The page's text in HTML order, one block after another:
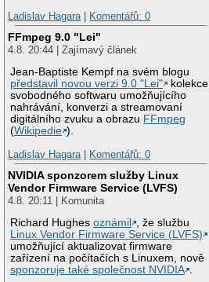
Ladislav Hagara| Komentářů: 0
FFmpeg 9.0 "Lei"
4.8. 20:44 | Zajímavý článek
Jean-Baptiste Kempf na svém blogu
představil novou verzi 9.0 "Lei"
kolekce
svobodného softwaru umožňujícího
nahrávání, konverzi a streamovaní
digitálního zvuku a obrazu FFmpeg
(Wikipedie ).
Ladislav Hagara| Komentářů: 0
NVIDIA sponzorem služby Linux
Vendor Firmware Service (LVFS)
4.8. 20:11 | Komunita
Richard Hughesoznámil
, že službu
Linux Vendor Firmware Service (LVFS)
umožňující aktualizovat firmware
zařízení na počítačích s Linuxem, nově
sponzoruje také společnost NVIDIA .